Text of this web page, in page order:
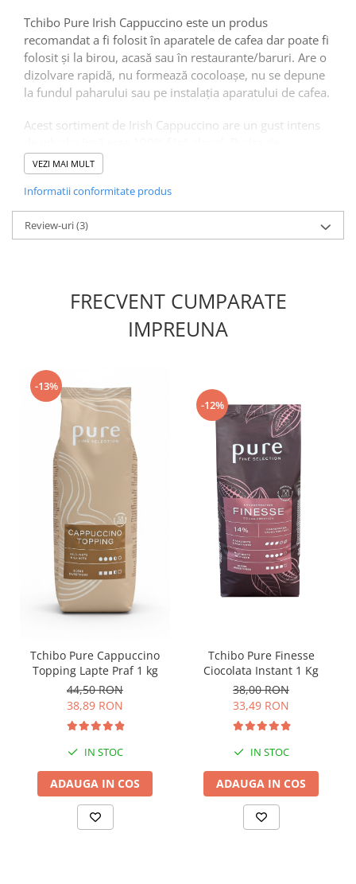
Tchibo Pure Irish Cappuccino este un produs
recomandat a fi folosit în aparatele de cafea dar poate fi
folosit și la birou, acasă sau în restaurante/baruri. Are o
dizolvare rapidă, nu formează cocoloașe, nu se depune
la fundul paharului sau pe instalația aparatului de cafea.
Acest sortiment de Irish Cappuccino are un gust intens
cappuccino conține lapte praf, cacao și cafea pentru o
băutură intens aromată și gustoasă.
Dozare:
Mod de ambalare:
Tchibo Pure Irish Cappuccino Fine Selection este
VEZI MAI MULT
Informatii conformitate produs
Review-uri(3)
FRECVENT CUMPARATE
IMPREUNA
-13%
Tchibo Pure Cappuccino
Topping Lapte Praf 1 kg
44,50 RON
38,89 RON
IN STOC
ADAUGA IN COS
-12%
Tchibo Pure Finesse
Ciocolata Instant 1 Kg
38,00 RON
33,49 RON
IN STOC
ADAUGA IN COS